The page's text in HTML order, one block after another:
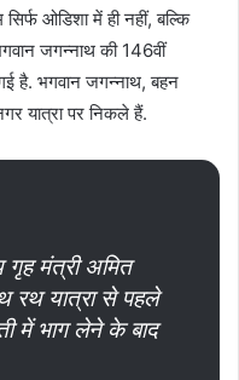
ओडिशा में ही नहीं, बल्कि
जगन्नाथ की 146वीं
है. भगवान जगन्नाथ, बहन
यात्रा पर निकले हैं.
गृह मंत्री अमित
रथ यात्रा से पहले
में भाग लेने के बाद